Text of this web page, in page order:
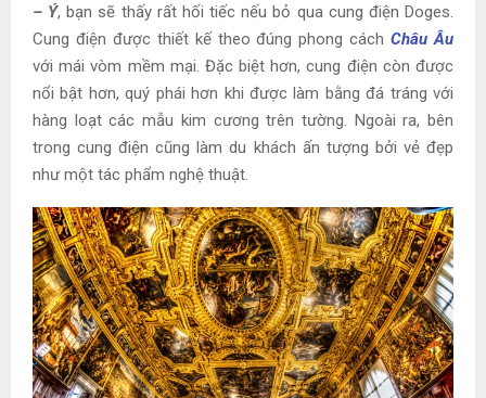
– Ý, bạn sẽ thấy rất hối tiếc nếu bỏ qua cung điện Doges.
Cung điện được thiết kế theo đúng phong cáchChâu Âu
với mái vòm mềm mại. Đặc biệt hơn, cung điện còn được
nổi bật hơn, quý phái hơn khi được làm bằng đá tráng với
hàng loạt các mẫu kim cương trên tường. Ngoài ra, bên
trong cung điện cũng làm du khách ấn tượng bởi vẻ đẹp
như một tác phẩm nghệ thuật.